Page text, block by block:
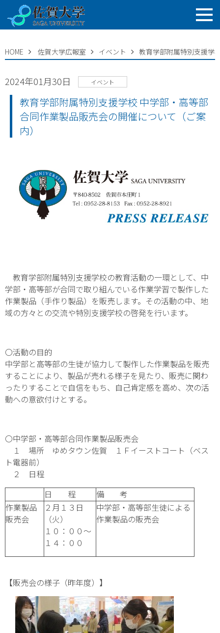
HOME 佐賀大学広報室 イベント 教育学部附属特別支援学
2024年01月30日 イベント
教育学部附属特別支援学校 中学部・高等部
合同作業製品販売会の開催について（ご案
内）
教育学部附属特別支援学校の教育活動の一環として、中
学部・高等部が合同で取り組んでいる作業学習で製作した
作業製品（手作り製品）を販売します。その活動の中、地
域の方々との交流や特別支援学校の啓発を行います。
〇活動の目的
中学部と高等部の生徒が協力して製作した作業製品を販売
することにより、製品が売れる様子を見たり、販売に関わ
ったりすることで自信をもち、自己肯定感を高め、次の活
動への意欲付けとする。
〇中学部・高等部合同作業製品販売会
１ 場所 ゆめタウン佐賀 １Ｆイーストコート（ベス
ト電器前）
２ 日程
日 程
備 考
作業製品
販売会
２月１３日
（火）
１０：００～
１４：００
中学部・高等部生徒による
作業製品の販売会
【販売会の様子（昨年度）】